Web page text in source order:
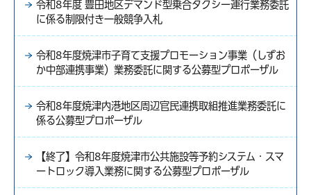
令和8年度 豊田地区デマンド型乗合タクシー運行業務委託
に係る制限付き一般競争入札
令和8年度焼津市子育て支援プロモーション事業（しずお
か中部連携事業）業務委託に関する公募型プロポーザル
令和8年度焼津内港地区周辺官民連携取組推進業務委託に
係る公募型プロポーザル
【終了】令和8年度焼津市公共施設等予約システム・スマ
ートロック導入業務に関する公募型プロポーザル